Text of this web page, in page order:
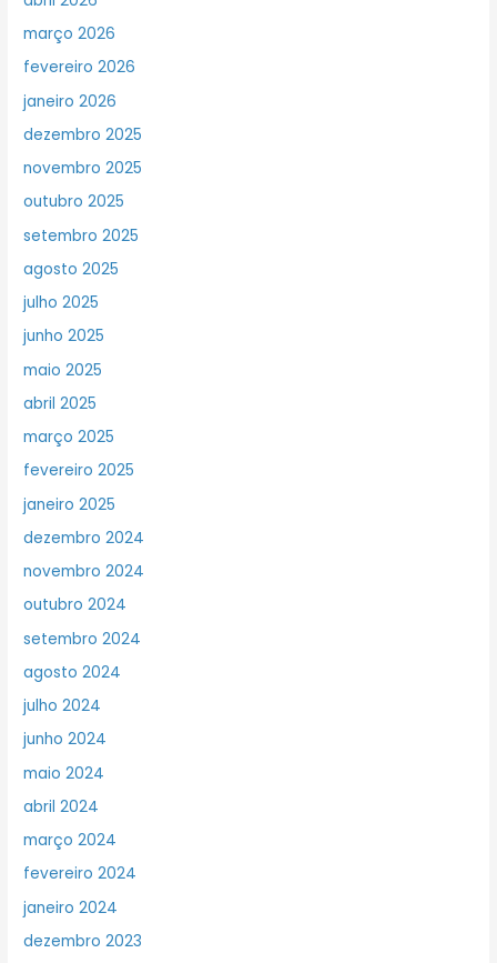
março 2026
fevereiro 2026
janeiro 2026
dezembro 2025
novembro 2025
outubro 2025
setembro 2025
agosto 2025
julho 2025
junho 2025
maio 2025
abril 2025
março 2025
fevereiro 2025
janeiro 2025
dezembro 2024
novembro 2024
outubro 2024
setembro 2024
agosto 2024
julho 2024
junho 2024
maio 2024
abril 2024
março 2024
fevereiro 2024
janeiro 2024
dezembro 2023